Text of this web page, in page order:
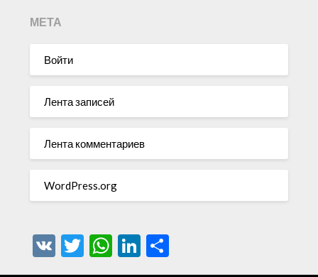
МЕТА
Войти
Лента записей
Лента комментариев
WordPress.org
VK Twitter
WhatsApp
LinkedIn